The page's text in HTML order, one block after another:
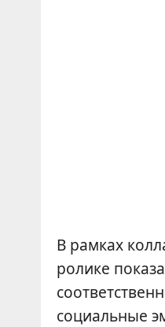
В рамках
ролике
социальные